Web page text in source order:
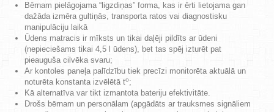
Bērnam pielāgojama “ligzdiņas” forma, kas ir ērti lietojama gan
dažāda izmēra gultiņās, transporta ratos vai diagnostisku
manipulāciju laikā
Ūdens matracis ir mīksts un tikai daļēji pildīts ar ūdeni
(nepieciešams tikai 4,5 l ūdens), bet tas spēj izturēt pat
pieauguša cilvēka svaru;
Ar kontoles paneļa palīdzību tiek precīzi monitorēta aktuālā un
noturēta konstanta izvēlētā to;
Kā alternatīva var tikt izmantota bateriju efektivitāte.
Drošs bērnam un personālam (apgādāts ar trauksmes signāliem